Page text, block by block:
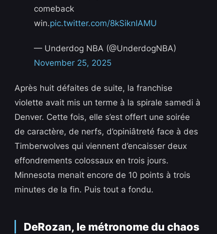
comeback
win.pic.twitter.com/8kSiknlAMU
— Underdog NBA (@UnderdogNBA)
November 25, 2025
Après huit défaites de suite, la franchise
violette avait mis un terme à la spirale samedi à
Denver. Cette fois, elle s’est offert une soirée
de caractère, de nerfs, d’opiniâtreté face à des
Timberwolves qui viennent d’encaisser deux
effondrements colossaux en trois jours.
Minnesota menait encore de 10 points à trois
minutes de la fin. Puis tout a fondu.
DeRozan, le métronome du chaos